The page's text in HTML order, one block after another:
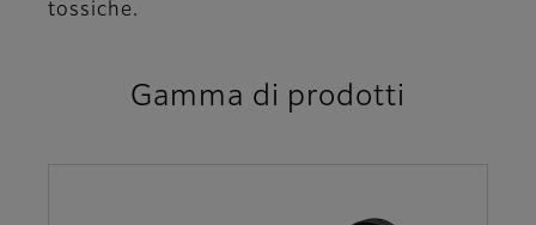
tossiche.
Gamma di prodotti